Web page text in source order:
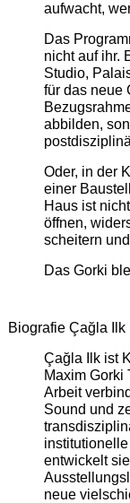
aufwacht,
Das
nicht auf ihr.
Studio,
für das neue
abbilden,
Oder, in der
einer
Haus ist
öffnen,
scheitern
Das Gorki
Biografie Çağla Ilk
Çağla Ilk ist
Maxim Gorki
Arbeit
Sound und
entwickelt
neue